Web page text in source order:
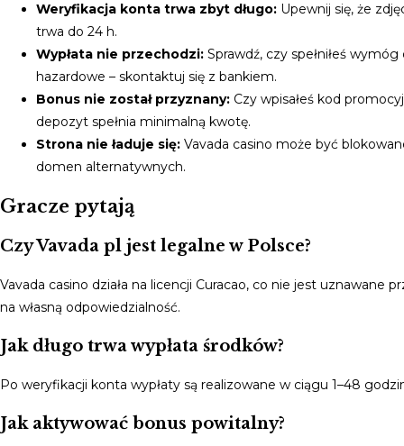
Weryfikacja konta trwa zbyt długo: Upewnij się, że
trwa do 24 h.
Wypłata nie przechodzi: Sprawdź, czy spełniłeś
hazardowe – skontaktuj się z bankiem.
Bonus nie został przyznany: Czy wpisałeś kod
depozyt spełnia minimalną kwotę.
Strona nie ładuje się: Vavada casino może być
domen alternatywnych.
Gracze pytają
Czy Vavada pl jest legalne w Polsce?
Vavada casino działa na licencji Curacao, co nie jest
na własną odpowiedzialność.
Jak długo trwa wypłata środków?
Po weryfikacji konta wypłaty są realizowane w ciągu 1–48
Jak aktywować bonus powitalny?